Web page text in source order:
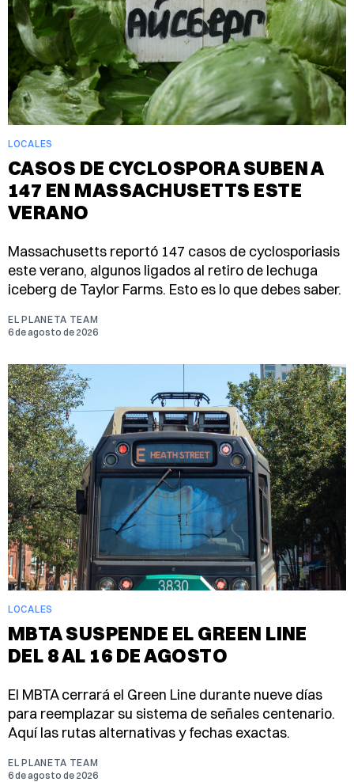
LOCALES
CASOS DE CYCLOSPORA SUBEN A
147 EN MASSACHUSETTS ESTE
VERANO
Massachusetts reportó 147 casos de cyclosporiasis
este verano, algunos ligados al retiro de lechuga
iceberg de Taylor Farms. Esto es lo que debes saber.
EL PLANETA TEAM
6 de agosto de 2026
LOCALES
MBTA SUSPENDE EL GREEN LINE
DEL 8 AL 16 DE AGOSTO
El MBTA cerrará el Green Line durante nueve días
para reemplazar su sistema de señales centenario.
Aquí las rutas alternativas y fechas exactas.
EL PLANETA TEAM
6 de agosto de 2026